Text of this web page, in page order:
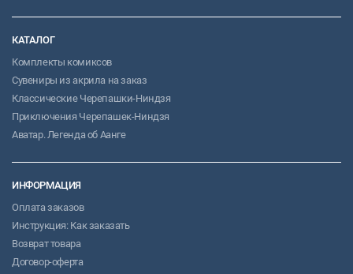
КАТАЛОГ
Комплекты комиксов
Сувениры из акрила на заказ
Классические Черепашки-Ниндзя
Приключения Черепашек-Ниндзя
Аватар. Легенда об Аанге
ИНФОРМАЦИЯ
Оплата заказов
Инструкция: Как заказать
Возврат товара
Договор-оферта